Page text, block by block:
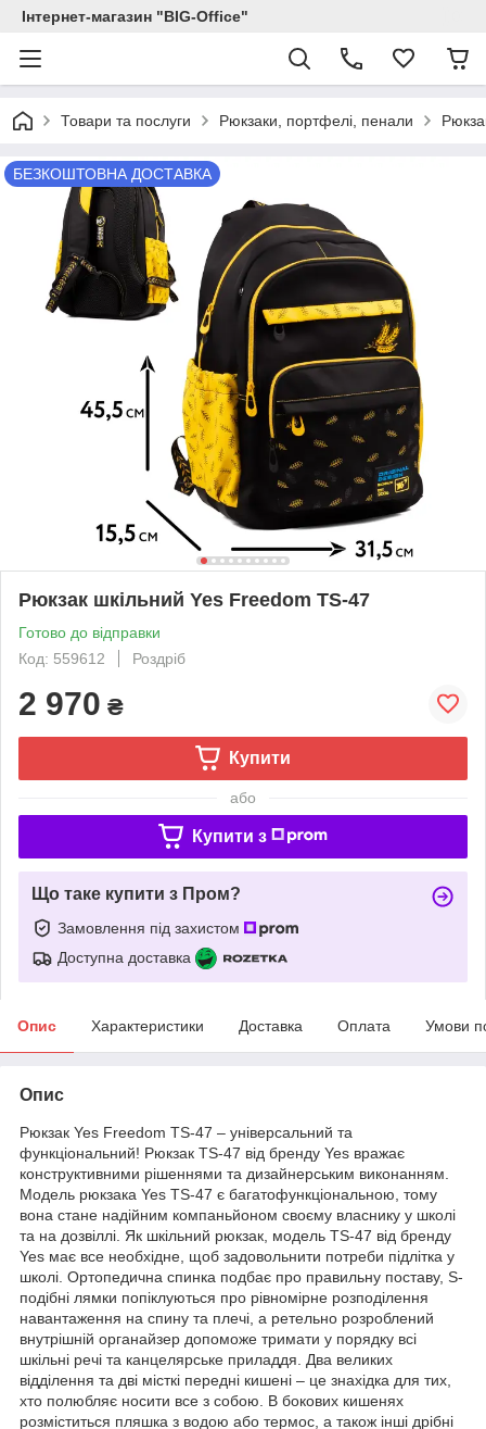
Інтернет-магазин "BIG-Office"
Товари та послуги Рюкзаки, портфелі, пенали
БЕЗКОШТОВНА ДОСТАВКА
Рюкзак шкільний Yes Freedom TS-47
Готово до відправки
Код: 559612
Роздріб
2 970 ₴
Купити
або
Купити з
Що таке купити з Пром?
Замовлення під захистом
Доступна доставка
Опис Характеристики Доставка Оплата Умови
Опис
Рюкзак Yes Freedom TS-47 – універсальний та
функціональний! Рюкзак TS-47 від бренду Yes вражає
конструктивними рішеннями та дизайнерським виконанням.
Модель рюкзака Yes TS-47 є багатофункціональною, тому
вона стане надійним компаньйоном своєму власнику у школі
та на дозвіллі. Як шкільний рюкзак, модель TS-47 від бренду
Yes має все необхідне, щоб задовольнити потреби підлітка у
школі. Ортопедична спинка подбає про правильну поставу, S-
подібні лямки попіклуються про рівномірне розподілення
навантаження на спину та плечі, а ретельно розроблений
внутрішній органайзер допоможе тримати у порядку всі
шкільні речі та канцелярське приладдя. Два великих
відділення та дві місткі передні кишені – це знахідка для тих,
хто полюбляє носити все з собою. В бокових кишенях
розміститься пляшка з водою або термос, а також інші дрібні